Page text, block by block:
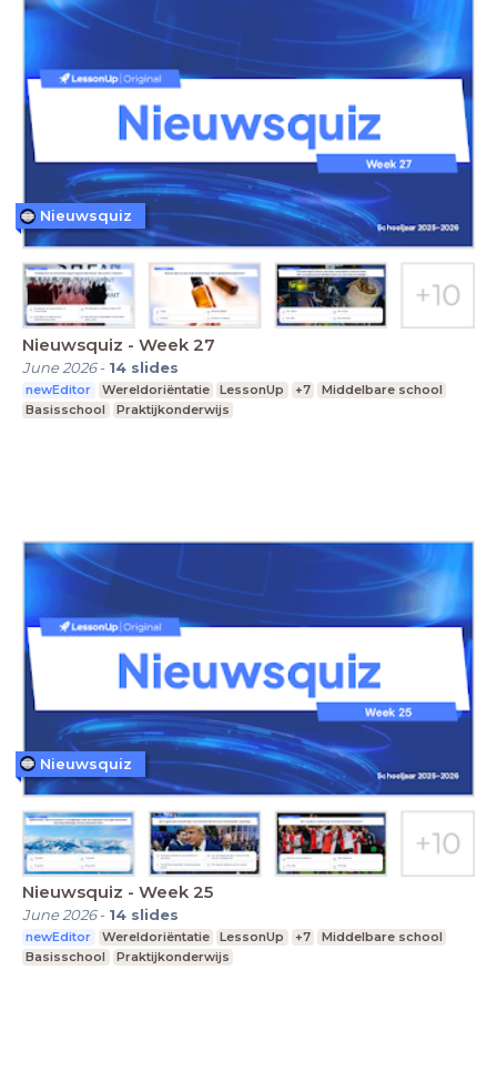
Nieuwsquiz - Week 27
June 2026- 14 slides
newEditor Wereldoriëntatie LessonUp +7
Middelbare school
Basisschool
Praktijkonderwijs
Nieuwsquiz
Nieuwsquiz - Week 25
June 2026- 14 slides
newEditor Wereldoriëntatie LessonUp +7
Middelbare school
Basisschool
Praktijkonderwijs
Nieuwsquiz